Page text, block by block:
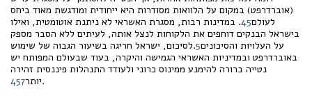
(אוברדרפט) במקום על הלוואות מסודרות היא ייחודית ומודגשת מאוד ביחס
לעולם 45 . במדינות רבות, מסגרת האשראי לא ניתנת אוטומטית, ואילו
בישראל הבנקים דוחפים את הלקוחות לנצל אותה, לעיתים ללא הסבר מספק
על העלויות והסיכונים5.לסיכום, ישראל חריגה בשיעור הגבוה של שימוש
באוברדרפט ובמדיניות האשראי הגמישה והיקרה, בעוד שבעולם המפותח יש
נטייה ברורה להימנע ממינוס כרוני ולעודד התנהלות פיננסית זהירה
יותר
457
.